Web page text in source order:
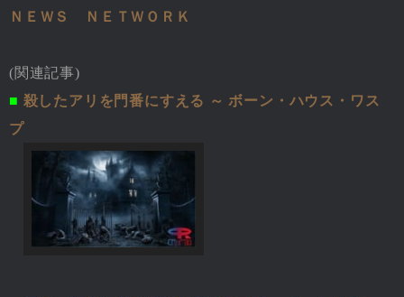
ＮＥＷＳ ＮＥＴＷＯＲＫ
(関連記事)
■ 殺したアリを門番にすえる ～ ボーン・ハウス・ワス
プ